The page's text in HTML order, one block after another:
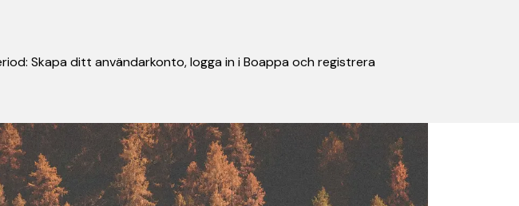
Skapa ditt användarkonto, logga in i Boappa och registrera